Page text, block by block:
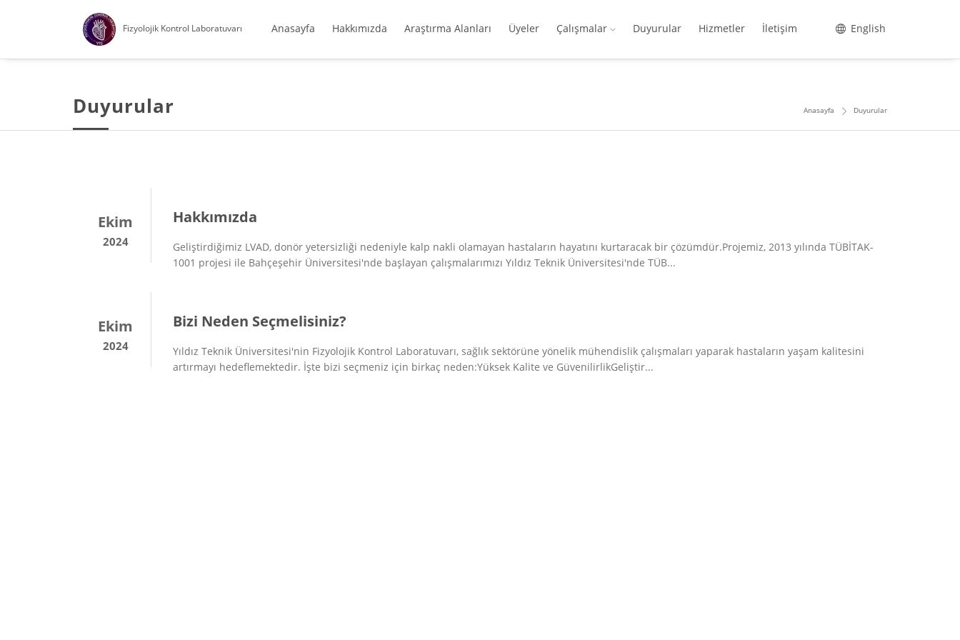
Fizyolojik Kontrol Laboratuvarı Anasayfa Hakkımızda Araştırma Alanları Üyeler Çalışmalar Duyurular Hizmetler İletişim English
Duyurular Anasayfa Duyurular
Ekim
2024
Hakkımızda
Geliştirdiğimiz LVAD, donör yetersizliği nedeniyle kalp nakli olamayan hastaların hayatını kurtaracak bir çözümdür.Projemiz, 2013 yılında TÜBİTAK-
1001 projesi ile Bahçeşehir Üniversitesi'nde başlayan çalışmalarımızı Yıldız Teknik Üniversitesi'nde TÜB...
Ekim
2024
Bizi Neden Seçmelisiniz?
Yıldız Teknik Üniversitesi'nin Fizyolojik Kontrol Laboratuvarı, sağlık sektörüne yönelik mühendislik çalışmaları yaparak hastaların yaşam kalitesini
artırmayı hedeflemektedir. İşte bizi seçmeniz için birkaç neden:Yüksek Kalite ve GüvenilirlikGeliştir...